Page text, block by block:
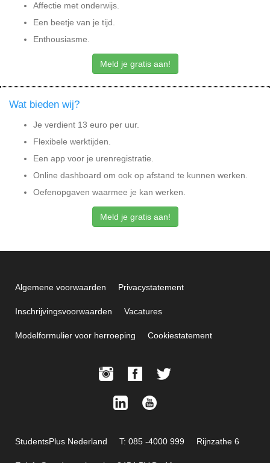
Affectie met onderwijs.
Een beetje van je tijd.
Enthousiasme.
Meld je gratis aan!
Wat bieden wij?
Je verdient 13 euro per uur.
Flexibele werktijden.
Een app voor je urenregistratie.
Online dashboard om ook op afstand te kunnen werken.
Oefenopgaven waarmee je kan werken.
Meld je gratis aan!
Algemene voorwaarden Privacystatement
Inschrijvingsvoorwaarden Vacatures
Modelformulier voor herroeping Cookiestatement
StudentsPlus Nederland T: 085 -4000 999 Rijnzathe 6